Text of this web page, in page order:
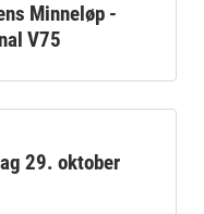
Minneløp -
V75
29. oktober